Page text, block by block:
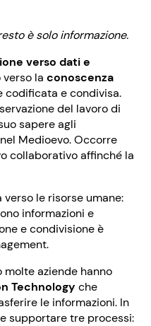
è solo informazione.
verso datie
la conoscenza
codificata e condivisa.
del lavoro di
sapere agli
Medioevo. Occorre
collaborativo affinché la
le risorse umane:
informazioni e
e condivisione è
aziende hanno
Technology che
le informazioni. In
supportare tre processi: